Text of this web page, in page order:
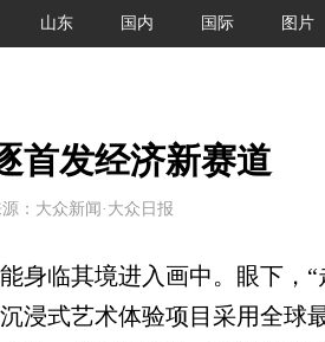
山东 国内 国际 图片
首发经济新赛道
：大众新闻·大众日报
临其境进入画中。眼下，“
浸式艺术体验项目采用全球